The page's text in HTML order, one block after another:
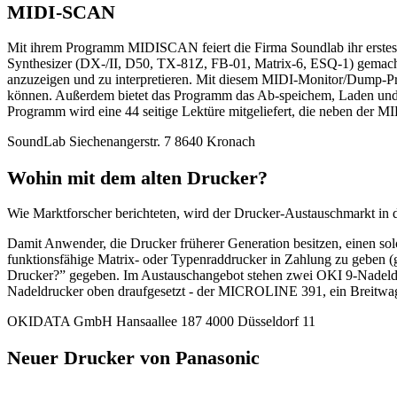
MIDI-SCAN
Mit ihrem Programm MIDISCAN feiert die Firma Soundlab ihr
Synthesizer (DX-/II, D50, TX-81Z, FB-01, Matrix-6, ESQ-1)
anzuzeigen und zu interpretieren. Mit diesem MIDI-Monitor/Dump-
können. Außerdem bietet das Programm das Ab-speichem, Laden
Programm wird eine 44 seitige Lektüre mitgeliefert, die neben der
SoundLab Siechenangerstr. 7 8640 Kronach
Wohin mit dem alten Drucker?
Wie Marktforscher berichteten, wird der Drucker-Austauschmarkt in
Damit Anwender, die Drucker früherer Generation besitzen, einen
funktionsfähige Matrix- oder Typenraddrucker in Zahlung zu geben
Drucker?” gegeben. Im Austauschangebot stehen zwei OKI 9-
Nadeldrucker oben draufgesetzt - der MICROLINE 391, ein
OKIDATA GmbH Hansaallee 187 4000 Düsseldorf 11
Neuer Drucker von Panasonic